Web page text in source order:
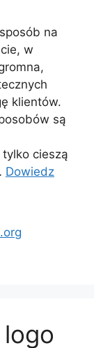
na
w
klientów.
są
cieszą
Dowiedz